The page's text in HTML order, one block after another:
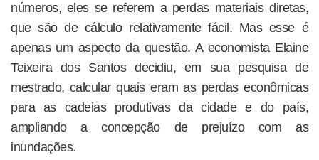
números, eles se referem a perdas materiais diretas,
que são de cálculo relativamente fácil. Mas esse é
apenas um aspecto da questão. A economista Elaine
Teixeira dos Santos decidiu, em sua pesquisa de
mestrado, calcular quais eram as perdas econômicas
para as cadeias produtivas da cidade e do país,
ampliando a concepção de prejuízo com as
inundações.